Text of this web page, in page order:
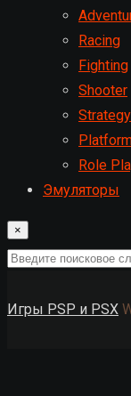
Racing
Fighting
Shooter
Strategy
Role
Эмуляторы
×
Игры PSP и PSX